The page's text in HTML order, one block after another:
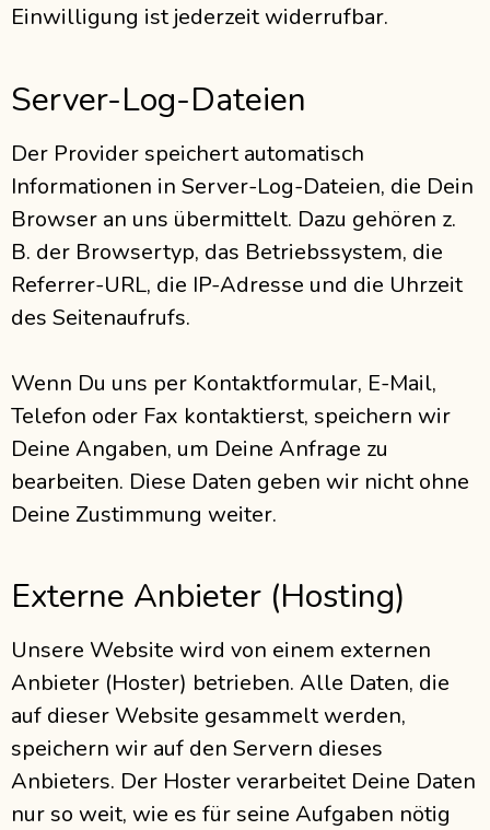
Einwilligung ist jederzeit widerrufbar.
Server-Log-Dateien
Der Provider speichert automatisch
Informationen in Server-Log-Dateien, die Dein
Browser an uns übermittelt. Dazu gehören z.
B. der Browsertyp, das Betriebssystem, die
Referrer-URL, die IP-Adresse und die Uhrzeit
des Seitenaufrufs.
Wenn Du uns per Kontaktformular, E-Mail,
Telefon oder Fax kontaktierst, speichern wir
Deine Angaben, um Deine Anfrage zu
bearbeiten. Diese Daten geben wir nicht ohne
Deine Zustimmung weiter.
Externe Anbieter (Hosting)
Unsere Website wird von einem externen
Anbieter (Hoster) betrieben. Alle Daten, die
auf dieser Website gesammelt werden,
speichern wir auf den Servern dieses
Anbieters. Der Hoster verarbeitet Deine Daten
nur so weit, wie es für seine Aufgaben nötig